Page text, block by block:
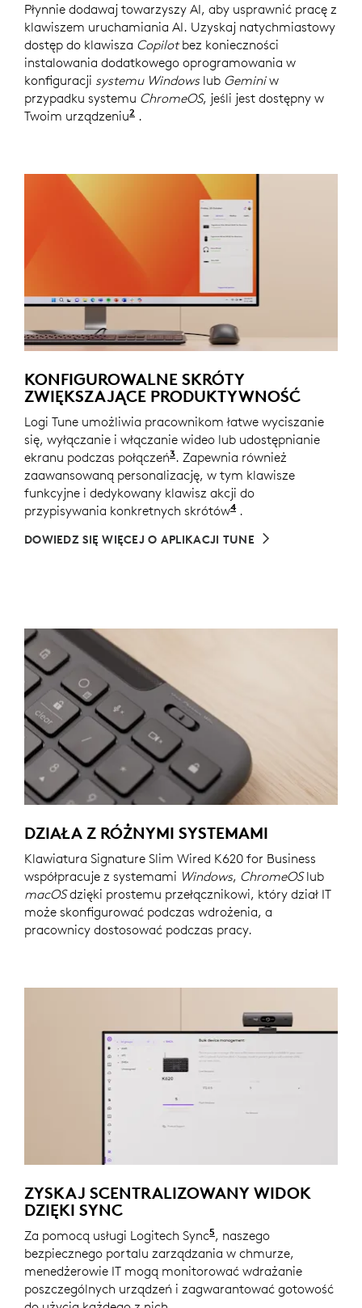
Płynnie dodawaj towarzyszy AI, aby usprawnić pracę z
klawiszem uruchamiania AI. Uzyskaj natychmiastowy
dostęp do klawisza Copilotbez konieczności
instalowania dodatkowego oprogramowania w
konfiguracji systemu Windowslub Geminiw
przypadku systemu ChromeOS, jeśli jest dostępny w
Twoim urządzeniu2 Copilot wymaga systemu
.
KONFIGUROWALNE SKRÓTY
ZWIĘKSZAJĄCE PRODUKTYWNOŚĆ
Logi Tune umożliwia pracownikom łatwe wyciszanie
się, wyłączanie i włączanie wideo lub udostępnianie
ekranu podczas połączeń3Do pełnej funkcjonalności
. Zapewnia również
zaawansowaną personalizację, w tym klawisze
funkcyjne i dedykowany klawisz akcji do
przypisywania konkretnych skrótów4Dostosuj
.
DOWIEDZ SIĘ WIĘCEJ O APLIKACJI TUNE
DZIAŁA Z RÓŻNYMI SYSTEMAMI
Klawiatura Signature Slim Wired K620 for Business
współpracuje z systemami Windows, ChromeOSlub
macOSdzięki prostemu przełącznikowi, który dział IT
może skonfigurować podczas wdrożenia, a
pracownicy dostosować podczas pracy.
ZYSKAJ SCENTRALIZOWANY WIDOK
DZIĘKI SYNC
Za pomocą usługi Logitech Sync5Wymagane pobranie
, naszego
bezpiecznego portalu zarządzania w chmurze,
menedżerowie IT mogą monitorować wdrażanie
poszczególnych urządzeń i zagwarantować gotowość